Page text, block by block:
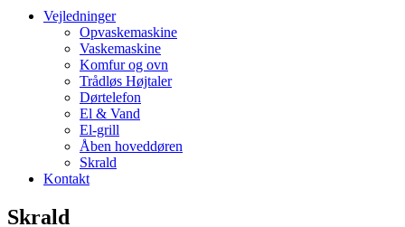
Vejledninger
Opvaskemaskine
Vaskemaskine
Komfur og ovn
Trådløs Højtaler
Dørtelefon
El & Vand
El-grill
Åben hoveddøren
Skrald
Kontakt
Skrald